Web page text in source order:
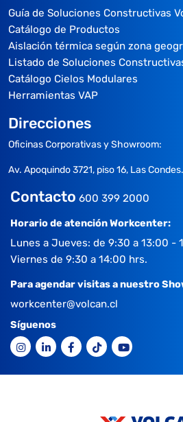
Guía de Soluciones Constructivas
Catálogo de Productos
Aislación térmica según zona
Listado de Soluciones
Catálogo Cielos Modulares
Herramientas VAP
Direcciones
Oficinas Corporativas y Showroom:
Av. Apoquindo 3721, piso 16, Las Condes.
Contacto 600 399 2000
Horario de atención Workcenter:
Lunes a Jueves: de 9:30 a 13:00 -
Viernes de 9:30 a 14:00 hrs.
Para agendar visitas a nuestro
workcenter@volcan.cl
Síguenos